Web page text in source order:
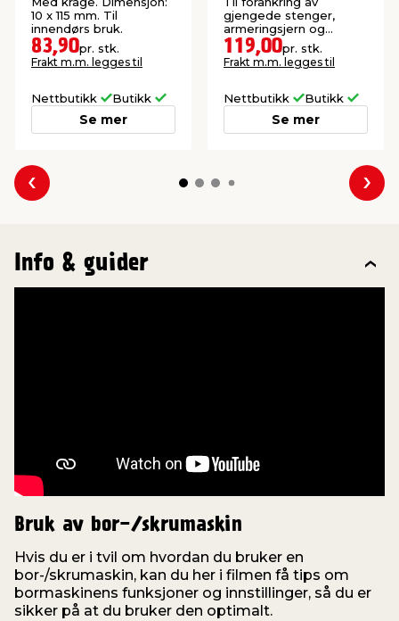
10 x 115 mm. Til
innendørs bruk.
83,90pr. stk.
Frakt m.m. legges til
Nettbutikk Butikk
Se mer
gjengede stenger,
armeringsjern og
lignende. Inkl. 2
blanderør.
119,00pr. stk.
Frakt m.m. legges til
Nettbutikk Butikk
Se mer
Forrige
Info & guider
Bruk av bor-/skrumaskin
Hvis du er i tvil om hvordan du bruker en
bor-/skrumaskin, kan du her i filmen få tips om
bormaskinens funksjoner og innstillinger, så du er
sikker på at du bruker den optimalt.